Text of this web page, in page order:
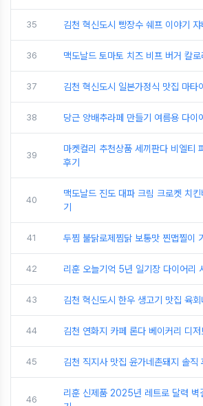
35 김천 혁신도시 빵장수 쉐프 이야기 쟈
36 맥도날드 토마토 치즈 비프 버거 칼로
37 김천 혁신도시 일본가정식 맛집 마타
38 당근 양배추라페 만들기 여름용 다이
39
마켓컬리 추천상품 세끼판다 비엘티
후기
40
맥도날드 진도 대파 크림 크로켓 치
기
41 두찜 불닭로제찜닭 보통맛 찐맵찔이
42 리훈 오늘기억 5년 일기장 다이어리
43 김천 혁신도시 한우 생고기 맛집 육
44 김천 연화지 카페 론다 베이커리 디저
45 김천 직지사 맛집 윤가네촌돼지 솔직
46
리훈 신제품 2025년 레트로 달력 벽